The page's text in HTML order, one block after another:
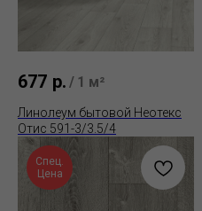
677 р. / 1 м²
Линолеум бытовой Неотекс
Отис 591-3/3.5/4
Спец.
Цена